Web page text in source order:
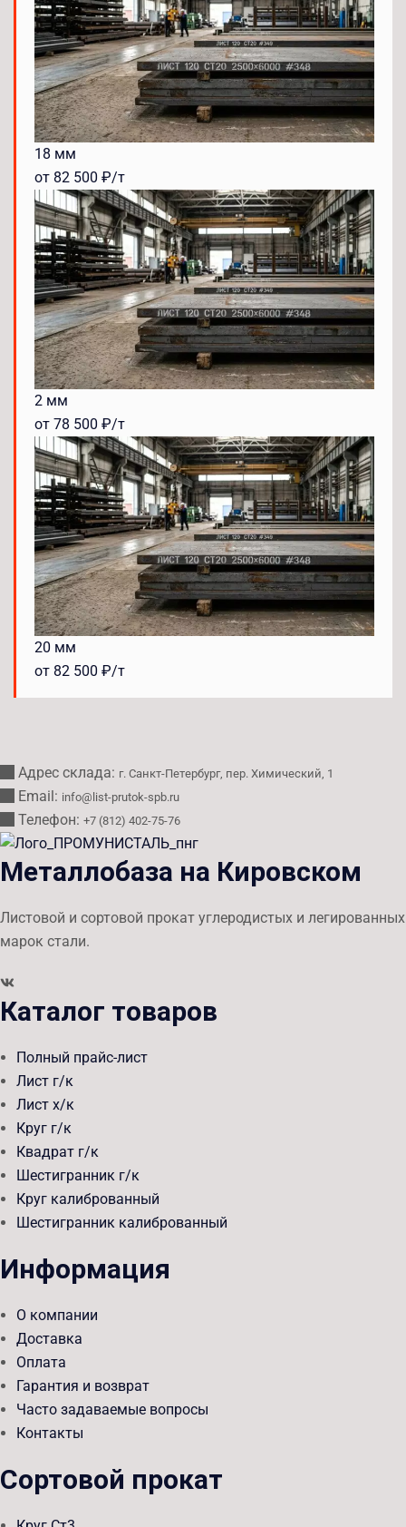
18 мм
от 82 500 ₽/т
2 мм
от 78 500 ₽/т
20 мм
от 82 500 ₽/т
Адрес склада: г. Санкт-Петербург, пер. Химический, 1
Email: info@list-prutok-spb.ru
Телефон: +7 (812) 402-75-76
Металлобаза на Кировском
Листовой и сортовой прокат углеродистых и легированных
марок стали.
Каталог товаров
Полный прайс-лист
Лист г/к
Лист х/к
Круг г/к
Квадрат г/к
Шестигранник г/к
Круг калиброванный
Шестигранник калиброванный
Информация
О компании
Доставка
Оплата
Гарантия и возврат
Часто задаваемые вопросы
Контакты
Сортовой прокат